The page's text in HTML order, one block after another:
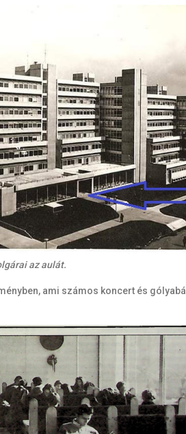
az aulát.
ami számos koncert és gólyabál